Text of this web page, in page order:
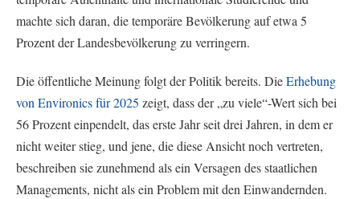
machte sich daran, die temporäre Bevölkerung auf etwa 5
Prozent der Landesbevölkerung zu verringern.
Die öffentliche Meinung folgt der Politik bereits. DieErhebung
von Environics für 2025 zeigt, dass der „zu viele“-Wert sich bei
56 Prozent einpendelt, das erste Jahr seit drei Jahren, in dem er
nicht weiter stieg, und jene, die diese Ansicht noch vertreten,
beschreiben sie zunehmend als ein Versagen des staatlichen
Managements, nicht als ein Problem mit den Einwandernden.